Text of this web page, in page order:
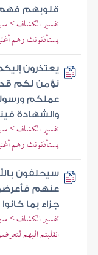
قلوبهم فهم
تفسير الكشاف >
يستأذنونك وهم
يعتذرون
نؤمن لكم قد
عملكم
والشهادة
تفسير الكشاف >
يستأذنونك وهم
سيحلفون
عنهم
جزاء بما
تفسير الكشاف >
انقلبتم اليهم